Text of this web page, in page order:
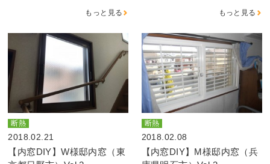
もっと見る もっと見る
断熱
2018.02.21
【内窓DIY】W様邸内窓（東
断熱
2018.02.08
【内窓DIY】M様邸内窓（兵